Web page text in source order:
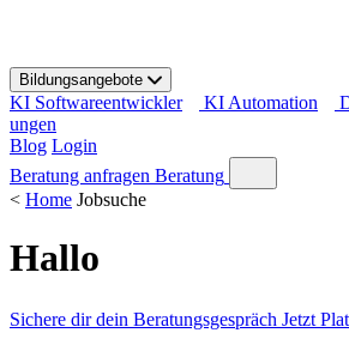
t
o
c
o
n
t
Bildungsangebote
KI Softwareentwickler KI Automation
ungen
Blog Login
Beratung anfragen Beratung
< Home Jobsuche
Hallo
Sichere dir dein Beratungsgespräch Jetzt